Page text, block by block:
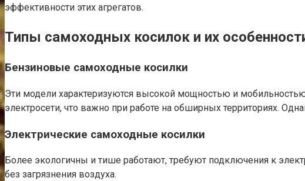
эффективности этих агрегатов.
Типы самоходных косилок и их
Бензиновые самоходные косилки
Эти модели характеризуются высокой мощностью и
электросети, что важно при работе на обширных территориях.
Электрические самоходные косилки
Более экологичны и тише работают, требуют подключения к
без загрязнения воздуха.